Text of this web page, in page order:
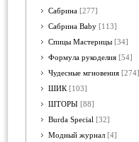
Сабрина [277]
Сабрина Baby [113]
Спицы Мастерицы [34]
Формула рукоделия [54]
Чудесные мгновения [274]
ШИК [103]
ШТОРЫ [88]
Burda Special [32]
Модный журнал [4]